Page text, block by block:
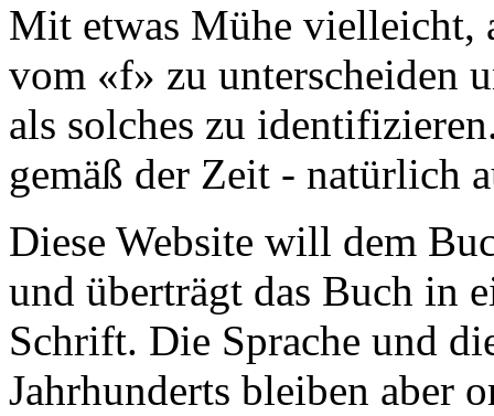
Mit etwas Mühe vielleicht,
vom «f» zu unterscheiden
als solches zu
gemäß der Zeit - natürlich
Diese Website will dem
und überträgt das Buch in
Schrift. Die Sprache und
Jahrhunderts bleiben aber